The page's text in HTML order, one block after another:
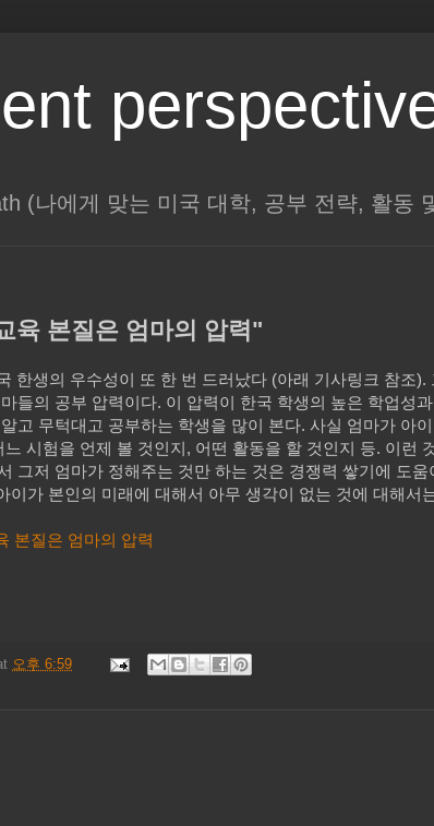
(나에게 맞는 미국 대학, 공부 전략, 활동
육 본질은 엄마의 압력"
한생의 우수성이 또 한 번 드러났다 (아래 기사링크 참조
들의 공부 압력이다. 이 압력이 한국 학생의 높은 학업성
고 무턱대고 공부하는 학생을 많이 본다. 사실 엄마가 아
시험을 언제 볼 것인지, 어떤 활동을 할 것인지 등. 이런
그저 엄마가 정해주는 것만 하는 것은 경쟁력 쌓기에 도
이가 본인의 미래에 대해서 아무 생각이 없는 것에 대해서
본질은 엄마의 압력
오후 6:59